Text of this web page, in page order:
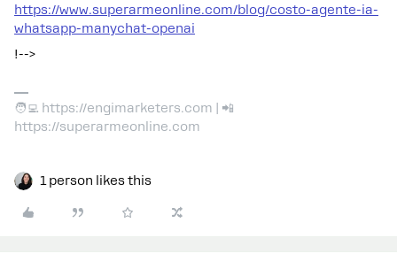
https://www.superarmeonline.com/blog/costo-agente-ia-
whatsapp-manychat-openai
!-->
🧑‍💻 https://engimarketers.com | 📲
https://superarmeonline.com
1 person likes this